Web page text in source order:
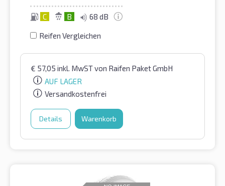
C B 68 dB
Reifen Vergleichen
€ 57,05 inkl. MwSTvon Raifen Paket GmbH
AUF LAGER
Versandkostenfrei
Details Warenkorb